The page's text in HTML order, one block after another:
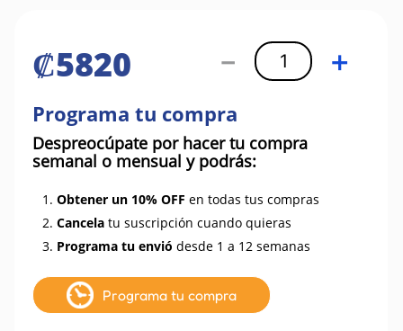
₡5820 ＋
－
Programa tu compra
Despreocúpate por hacer tu compra
semanal o mensual y podrás:
1. Obtener un 10% OFF en todas tus compras
2. Cancela tu suscripción cuando quieras
3. Programa tu envió desde 1 a 12 semanas
Programa tu compra